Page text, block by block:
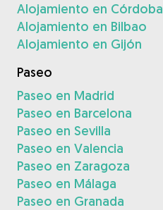
Alojamiento en Córdoba
Alojamiento en Bilbao
Alojamiento en Gijón
Paseo
Paseo en Madrid
Paseo en Barcelona
Paseo en Sevilla
Paseo en Valencia
Paseo en Zaragoza
Paseo en Málaga
Paseo en Granada